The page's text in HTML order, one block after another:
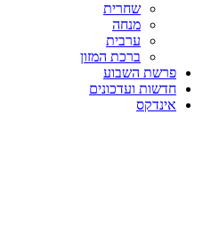
שחרית
מנחה
ערבית
ברכת המזון
פרשת השבוע
חדשות ועדכונים
אינדקס